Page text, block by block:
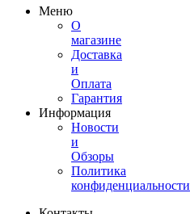
Меню
О
магазине
Доставка
и
Оплата
Гарантия
Информация
Новости
и
Обзоры
Политика
конфиденциальности